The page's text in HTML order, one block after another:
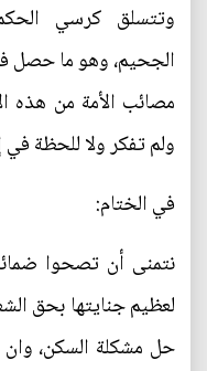
وتتسلق كرسي
الجحيم، وهو ما حصل
مصائب الأمة من هذه
ولم تفكر ولا للحظة
في الختام:
نتمنى أن تصحوا
لعظيم جنايتها بحق
حل مشكلة السكن،